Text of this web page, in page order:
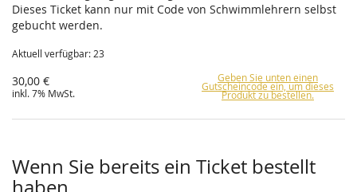
Dieses Ticket kann nur mit Code von Schwimmlehrern selbst
gebucht werden.
Aktuell verfügbar: 23
30,00 €
inkl. 7% MwSt.
Geben Sie unten einen
Gutscheincode ein, um dieses
Produkt zu bestellen.
Wenn Sie bereits ein Ticket bestellt